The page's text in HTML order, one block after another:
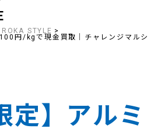
ROKA STYLE
円/kgで現金買取｜チャレンジマルシ
定】アルミ